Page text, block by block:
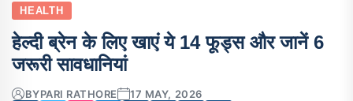
HEALTH
हेल्दी ब्रेन के लिए खाएं ये 14 फूड्स और जानें 6
जरूरी सावधानियां
BYPARI RATHORE 17 MAY, 2026